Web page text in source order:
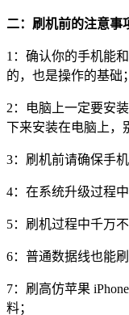
二：刷机前的注意事
1：确认你的手机能
的，也是操作的基础；
2：电脑上一定要安
下来安装在电脑上，
3：刷机前请确保手
4：在系统升级过程
5：刷机过程中千万不
6：普通数据线也能
7：刷高仿苹果
料；